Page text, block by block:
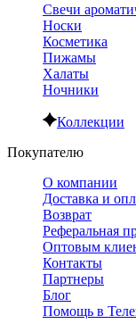
Свечи
Носки
Косметика
Пижамы
Халаты
Ночники
Коллекции
Покупателю
О компании
Доставка и
Возврат
Реферальная
Оптовым
Контакты
Партнеры
Блог
Помощь в